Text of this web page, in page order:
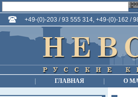
+49-(0)-203 / 93 555 314, +49-(0)-162 /
ГЛАВНАЯ О